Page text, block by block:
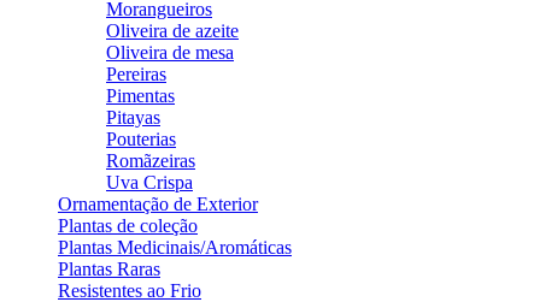
Morangueiros
Oliveira de azeite
Oliveira de mesa
Pereiras
Pimentas
Pitayas
Pouterias
Romãzeiras
Uva Crispa
Ornamentação de Exterior
Plantas de coleção
Plantas Medicinais/Aromáticas
Plantas Raras
Resistentes ao Frio